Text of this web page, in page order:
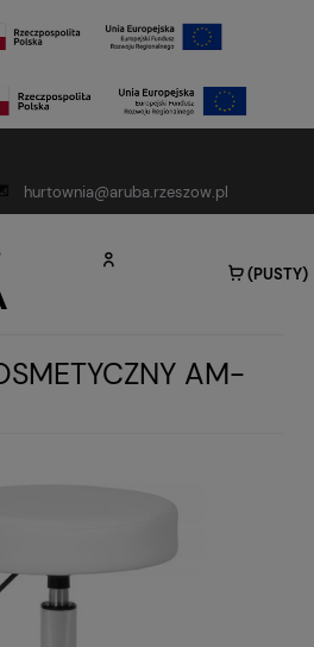
hurtownia@aruba.rzeszow.pl
(PUSTY)
AM-